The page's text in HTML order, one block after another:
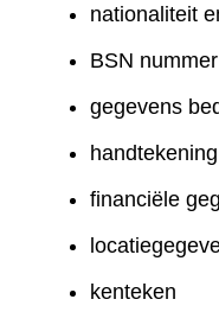
nationaliteit
BSN nummer
gegevens
handtekening
financiële
kenteken